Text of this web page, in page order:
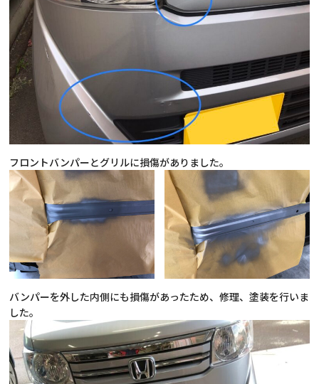
フロントバンパーとグリルに損傷がありました。
バンパーを外した内側にも損傷があったため、修理、塗装を行いま
した。